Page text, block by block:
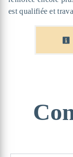
est qualifiée et